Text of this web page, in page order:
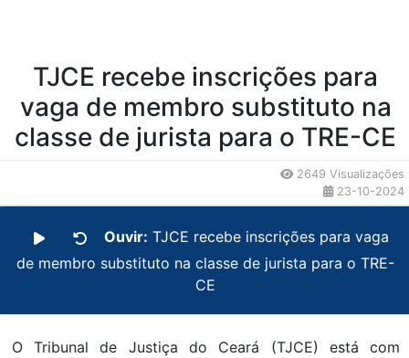
TJCE recebe inscrições para
vaga de membro substituto na
classe de jurista para o TRE-CE
2649 Visualizações
23-10-2024
Ouvir: TJCE recebe inscrições para vaga
de membro substituto na classe de jurista para o TRE-
CE
O Tribunal de Justiça do Ceará (TJCE) está com